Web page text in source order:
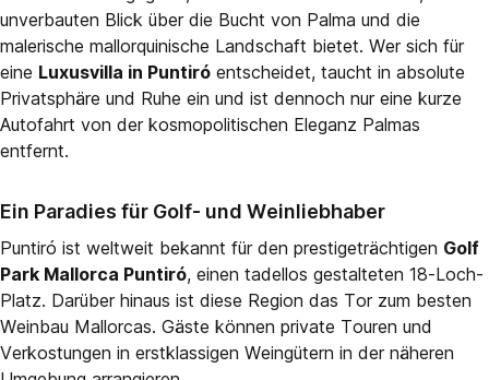
unverbauten Blick über die Bucht von Palma und die
malerische mallorquinische Landschaft bietet. Wer sich für
eine Luxusvilla in Puntiró entscheidet, taucht in absolute
Privatsphäre und Ruhe ein und ist dennoch nur eine kurze
Autofahrt von der kosmopolitischen Eleganz Palmas
entfernt.
Ein Paradies für Golf- und Weinliebhaber
Puntiró ist weltweit bekannt für den prestigeträchtigen Golf
Park Mallorca Puntiró, einen tadellos gestalteten 18-Loch-
Platz. Darüber hinaus ist diese Region das Tor zum besten
Weinbau Mallorcas. Gäste können private Touren und
Verkostungen in erstklassigen Weingütern in der näheren